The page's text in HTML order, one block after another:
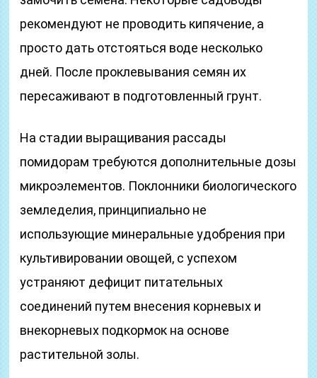
рекомендуют не проводить кипячение, а
просто дать отстояться воде несколько
дней. После проклевывания семян их
пересаживают в подготовленный грунт.
На стадии выращивания рассады
помидорам требуются дополнительные дозы
микроэлементов. Поклонники биологического
земледелия, принципиально не
использующие минеральные удобрения при
культивировании овощей, с успехом
устраняют дефицит питательных
соединений путем внесения корневых и
внекорневых подкормок на основе
растительной золы.